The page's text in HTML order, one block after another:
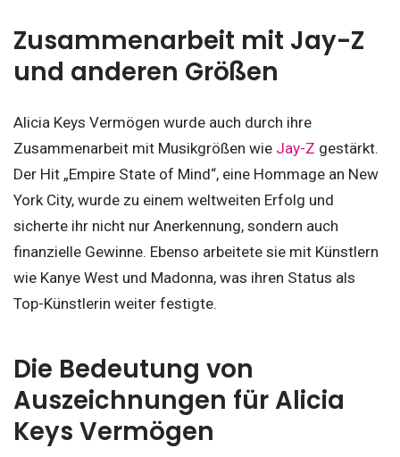
Zusammenarbeit mit Jay-Z
und anderen Größen
Alicia Keys Vermögen wurde auch durch ihre
Zusammenarbeit mit Musikgrößen wie Jay-Z gestärkt.
Der Hit „Empire State of Mind“, eine Hommage an New
York City, wurde zu einem weltweiten Erfolg und
sicherte ihr nicht nur Anerkennung, sondern auch
finanzielle Gewinne. Ebenso arbeitete sie mit Künstlern
wie Kanye West und Madonna, was ihren Status als
Top-Künstlerin weiter festigte.
Die Bedeutung von
Auszeichnungen für Alicia
Keys Vermögen